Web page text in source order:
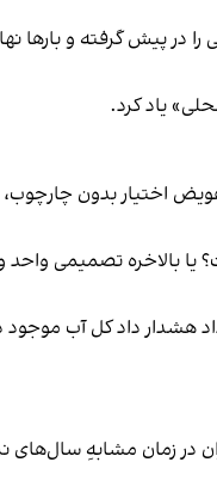
در پیش گرفته و بارها
اختیار بدون چارچوب،
یا بالاخره تصمیمی
نرمال از نظر